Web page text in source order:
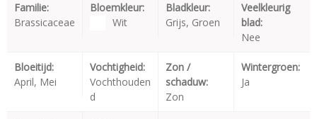
Familie:
Brassicaceae
Bloemkleur:
Wit
Bladkleur:
Grijs, Groen
Veelkleurig
blad:
Nee
Bloeitijd:
April, Mei
Vochtigheid:
Vochthouden
d
Zon /
schaduw:
Zon
Wintergroen:
Ja